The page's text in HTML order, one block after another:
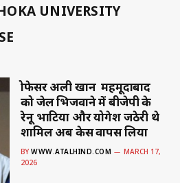
UNIVERSITY
प्रोफेसर अली खान महमूदाबाद
को जेल भिजवाने में बीजेपी के
रेनू भाटिया और योगेश जठेरी थे
शामिल अब केस वापस लिया
BY WWW.ATALHIND.COM
MARCH 17,
2026